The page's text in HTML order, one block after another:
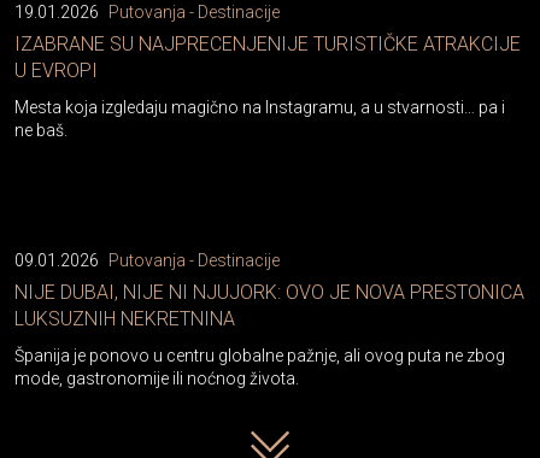
19.01.2026 Putovanja - Destinacije
IZABRANE SU NAJPRECENJENIJE TURISTIČKE ATRAKCIJE
U EVROPI
Mesta koja izgledaju magično na Instagramu, a u stvarnosti… pa i
ne baš.
09.01.2026 Putovanja - Destinacije
NIJE DUBAI, NIJE NI NJUJORK: OVO JE NOVA PRESTONICA
LUKSUZNIH NEKRETNINA
Španija je ponovo u centru globalne pažnje, ali ovog puta ne zbog
mode, gastronomije ili noćnog života.